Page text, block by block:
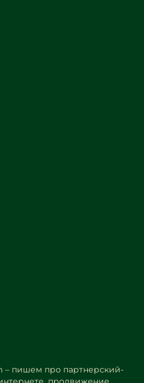
– пишем про партнерский-